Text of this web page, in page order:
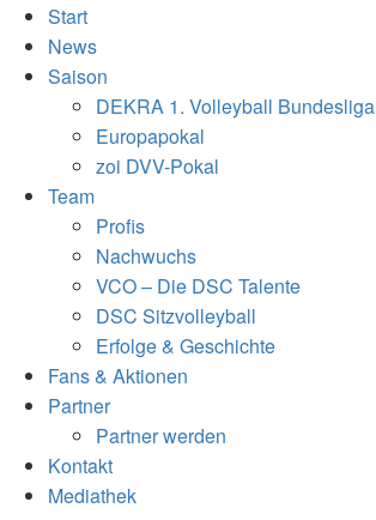
Start
News
Saison
DEKRA 1. Volleyball Bundesliga
Europapokal
zoi DVV-Pokal
Team
Profis
Nachwuchs
VCO – Die DSC Talente
DSC Sitzvolleyball
Erfolge & Geschichte
Fans & Aktionen
Partner
Partner werden
Kontakt
Mediathek